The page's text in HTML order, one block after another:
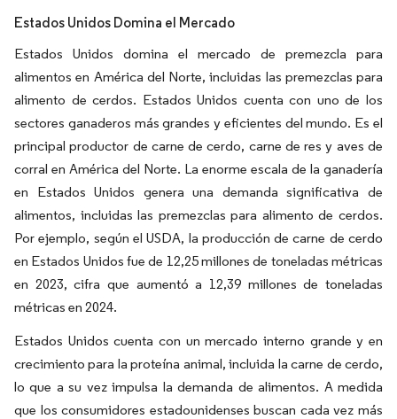
Estados Unidos Domina el Mercado
Estados Unidos domina el mercado de premezcla para
alimentos en América del Norte, incluidas las premezclas para
alimento de cerdos. Estados Unidos cuenta con uno de los
sectores ganaderos más grandes y eficientes del mundo. Es el
principal productor de carne de cerdo, carne de res y aves de
corral en América del Norte. La enorme escala de la ganadería
en Estados Unidos genera una demanda significativa de
alimentos, incluidas las premezclas para alimento de cerdos.
Por ejemplo, según el USDA, la producción de carne de cerdo
en Estados Unidos fue de 12,25 millones de toneladas métricas
en 2023, cifra que aumentó a 12,39 millones de toneladas
métricas en 2024.
Estados Unidos cuenta con un mercado interno grande y en
crecimiento para la proteína animal, incluida la carne de cerdo,
lo que a su vez impulsa la demanda de alimentos. A medida
que los consumidores estadounidenses buscan cada vez más